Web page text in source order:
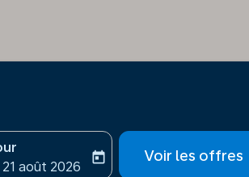
aria-labelreturn-date-aria-label
août 2026
today Voir les offres